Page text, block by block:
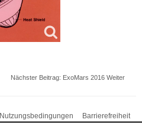
Nächster Beitrag: ExoMars 2016 Weiter
Nutzungsbedingungen Barrierefreiheit